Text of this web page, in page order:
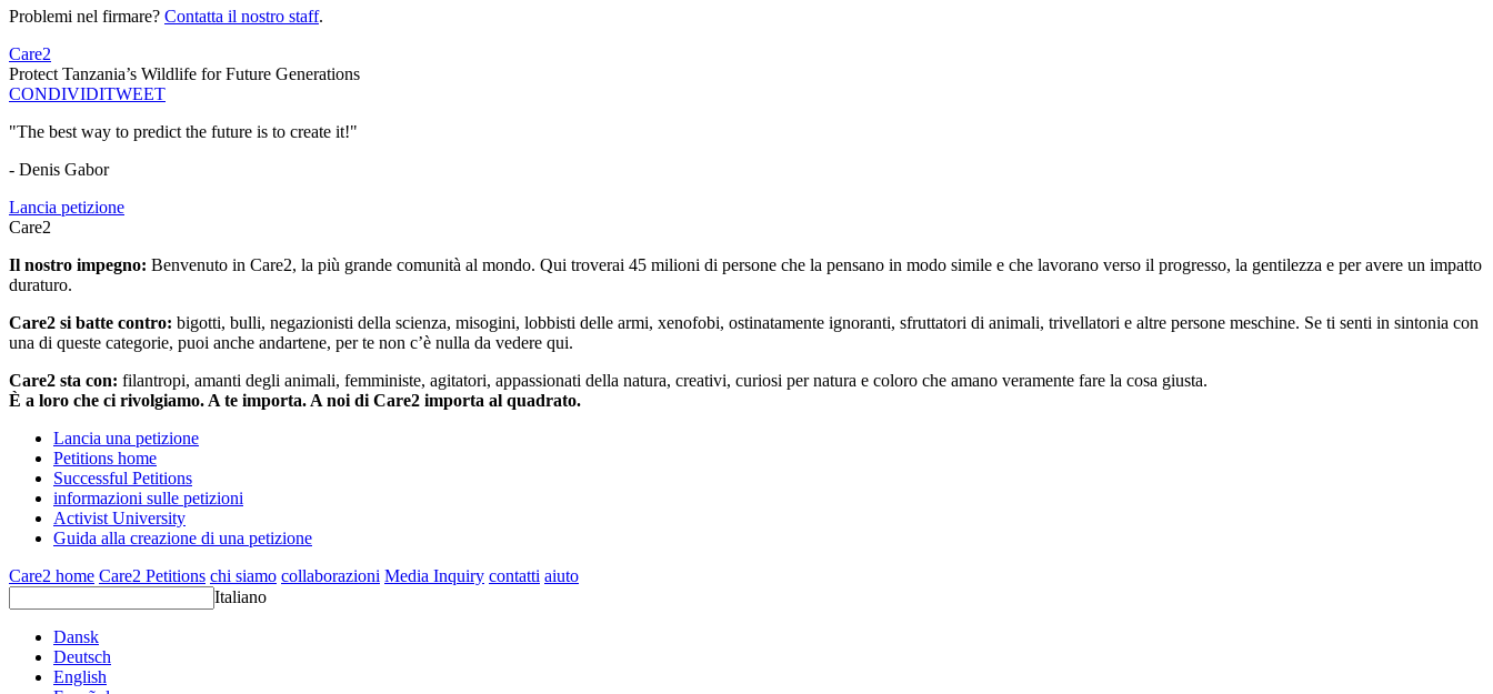
Problemi nel firmare? Contatta il nostro staff.
Care2
Protect Tanzania’s Wildlife for Future Generations
CONDIVIDITWEET
"The best way to predict the future is to create it!"
- Denis Gabor
Lancia petizione
Care2
Il nostro impegno: Benvenuto in Care2, la più grande comunità al mondo. Qui troverai 45 milioni di persone che la pensano in modo simile e che lavorano verso il progresso, la gentilezza e per avere un impatto
duraturo.
Care2 si batte contro: bigotti, bulli, negazionisti della scienza, misogini, lobbisti delle armi, xenofobi, ostinatamente ignoranti, sfruttatori di animali, trivellatori e altre persone meschine. Se ti senti in sintonia con
una di queste categorie, puoi anche andartene, per te non c’è nulla da vedere qui.
Care2 sta con: filantropi, amanti degli animali, femministe, agitatori, appassionati della natura, creativi, curiosi per natura e coloro che amano veramente fare la cosa giusta.
È a loro che ci rivolgiamo. A te importa. A noi di Care2 importa al quadrato.
Lancia una petizione
Petitions home
Successful Petitions
informazioni sulle petizioni
Activist University
Guida alla creazione di una petizione
Care2 home Care2 Petitions chi siamo collaborazioni Media Inquiry contatti aiuto
Italiano
Dansk
Deutsch
English